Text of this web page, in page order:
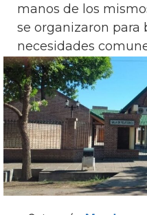
manos de los
se organizaron para
necesidades